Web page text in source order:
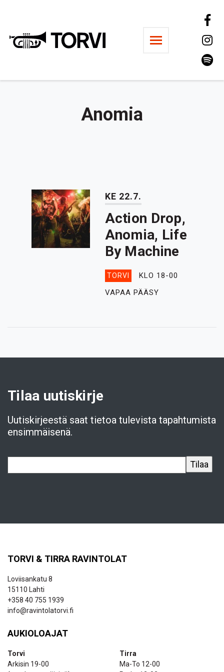
Ravintola Torvi
Anomia
KE 22.7.
Action Drop,
Anomia, Life
By Machine
TORVI
KLO 18-00
VAPAA PÄÄSY
Tilaa uutiskirje
Uutiskirjeestä saat tietoa tulevista tapahtumista
ensimmäisenä.
TORVI & TIRRA RAVINTOLAT
Loviisankatu 8
15110 Lahti
+358 40 755 1939
info@ravintolatorvi.fi
AUKIOLOAJAT
Torvi
Arkisin 19-00
Tirra
Ma-To 12-00